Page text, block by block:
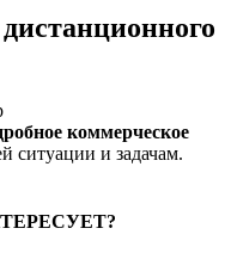
коммерческое
ситуации и задачам.